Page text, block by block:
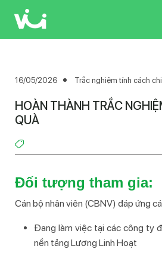
main
16/05/2026 Trắc nghiệm tính cách
HOÀN THÀNH TRẮC
QUÀ
Đối tượng tham gia:
Cán bộ nhân viên (CBNV) đáp ứng
Đang làm việc tại các công ty
nền tảng Lương Linh Hoạt